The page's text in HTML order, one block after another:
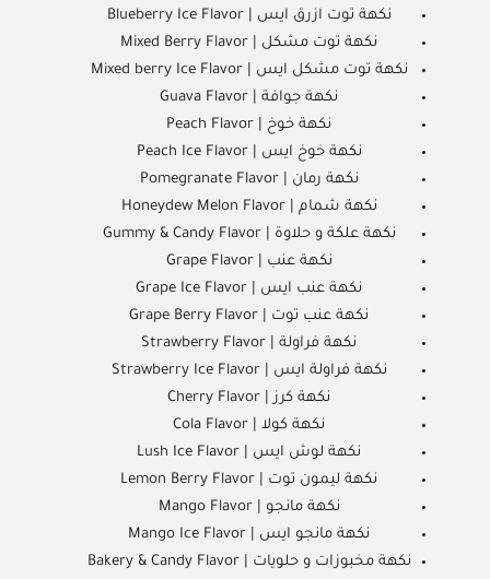
نكهة توت ازرق ايس | Blueberry Ice Flavor
نكهة توت مشكل | Mixed Berry Flavor
نكهة توت مشكل ايس | Mixed berry Ice Flavor
نكهة جوافة | Guava Flavor
نكهة خوخ | Peach Flavor
نكهة خوخ ايس | Peach Ice Flavor
نكهة رمان | Pomegranate Flavor
نكهة شمام | Honeydew Melon Flavor
نكهة علكة و حلاوة | Gummy & Candy Flavor
نكهة عنب | Grape Flavor
نكهة عنب ايس | Grape Ice Flavor
نكهة عنب توت | Grape Berry Flavor
نكهة فراولة | Strawberry Flavor
نكهة فراولة ايس | Strawberry Ice Flavor
نكهة كرز | Cherry Flavor
نكهة كولا | Cola Flavor
نكهة لوش ايس | Lush Ice Flavor
نكهة ليمون توت | Lemon Berry Flavor
نكهة مانجو | Mango Flavor
نكهة مانجو ايس | Mango Ice Flavor
نكهة مخبوزات و حلويات | Bakery & Candy Flavor